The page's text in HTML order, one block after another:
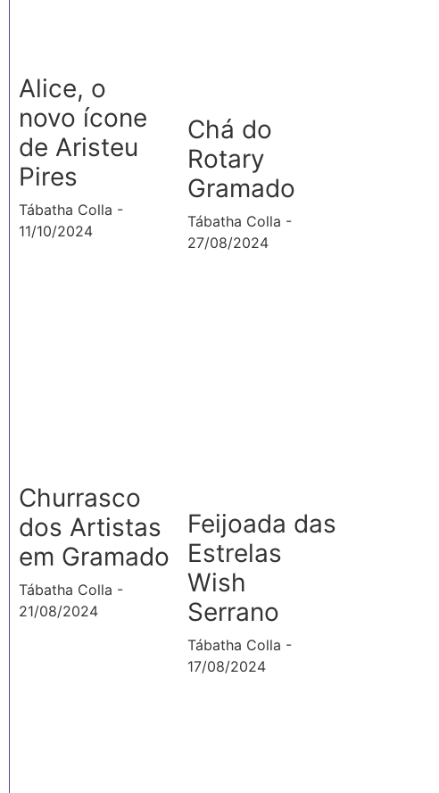
Alice, o
novo ícone
de Aristeu
Pires
Tábatha Colla
11/10/2024
Chá do
Rotary
Gramado
Tábatha Colla
27/08/2024
Churrasco
dos Artistas
em Gramado
Tábatha Colla
21/08/2024
Feijoada das
Estrelas
Wish
Serrano
Tábatha Colla
17/08/2024